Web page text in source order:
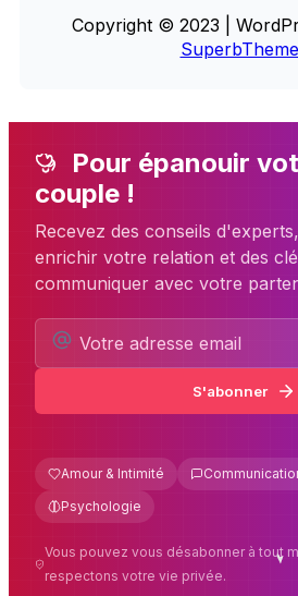
Copyright © 2023 |
Pour épanouir
couple !
Recevez des conseils
enrichir votre relation et des
communiquer avec votre
S'abonner
Amour & Intimité
Psychologie
Vous pouvez vous désabonner à tout
respectons votre vie privée.